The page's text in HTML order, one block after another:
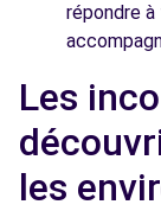
répondre
Les
les